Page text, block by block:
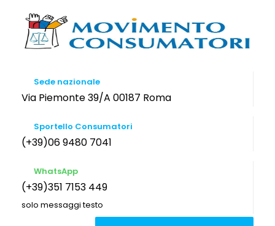
Sede nazionale
Via Piemonte 39/A 00187 Roma
Sportello Consumatori
(+39)06 9480 7041
WhatsApp
(+39)351 7153 449
solo messaggi testo